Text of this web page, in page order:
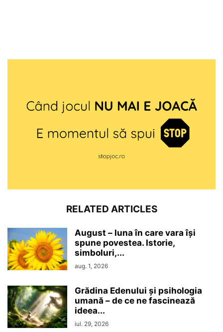
RELATED ARTICLES
August – luna în care vara își
spune povestea. Istorie,
simboluri,...
aug. 1, 2026
Grădina Edenului și psihologia
umană – de ce ne fascinează
ideea...
iul. 29, 2026